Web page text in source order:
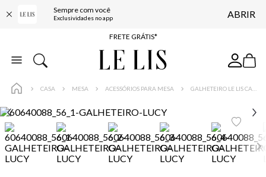
Sempre com você
Exclusividades no app ABRIR
ENTREGA EXPRESSA*
FRETE GRÁTIS*
BAIXE O APP
CASA MESA ACESSÓRIOS PARA MESA